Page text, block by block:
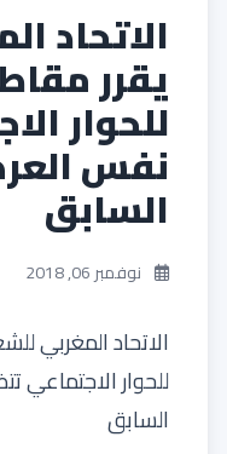
الاتحاد
يقرر
للحوار
نفس
السابق
نوفمبر 06, 2018
الاتحاد المغربي
للحوار
السابق